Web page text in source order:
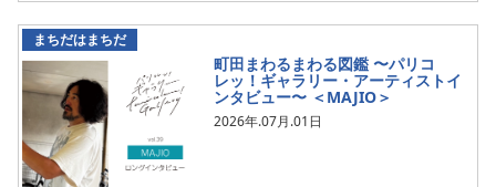
まちだはまちだ
町田まわるまわる図鑑 〜パリコ
レッ！ギャラリー・アーティストイ
ンタビュー〜 ＜MAJIO＞
2026年.07月.01日